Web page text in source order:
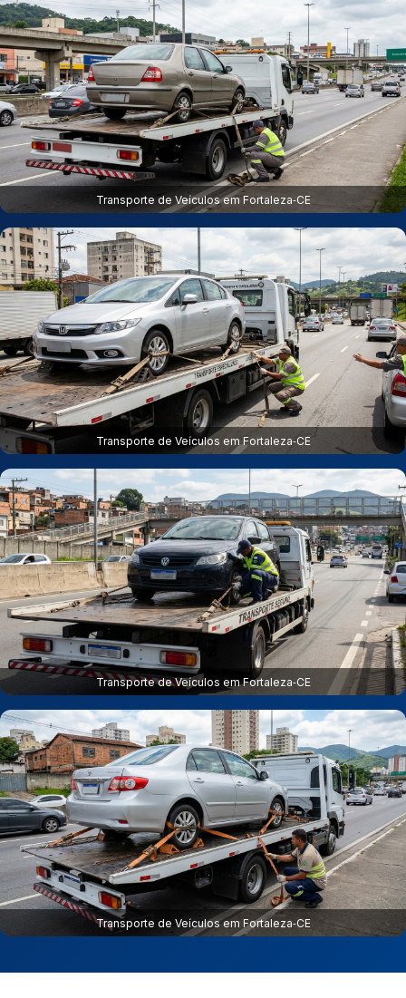
Transporte de Veículos em Fortaleza‑CE
Transporte de Veículos em Fortaleza‑CE
Transporte de Veículos em Fortaleza‑CE
Transporte de Veículos em Fortaleza‑CE